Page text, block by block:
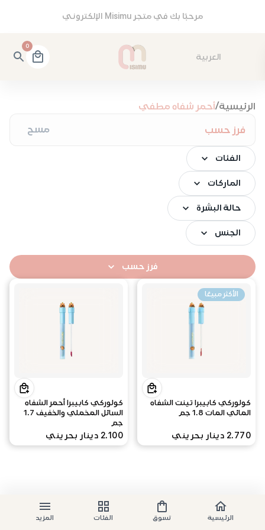
مرحبًا بك في متجر Misimu الإلكتروني
العربية
0
كولوركي كابيبرا أحمر الشفاه السائل المخملي والخفيف 1.7 جم
الرئيسية/أحمر شفاه مطفي
فرز حسب
مسح
الفئات
الماركات
حالة البشرة
الجنس
فرز حسب
الأكثر مبيعًا
كولوركي كابيبرا تينت الشفاه
المائي المات 1.8 جم
2.770 دينار بحريني
كولوركي كابيبرا أحمر الشفاه
السائل المخملي والخفيف 1.7
جم
2.100 دينار بحريني
الرئيسية تسوق الفئات المزيد